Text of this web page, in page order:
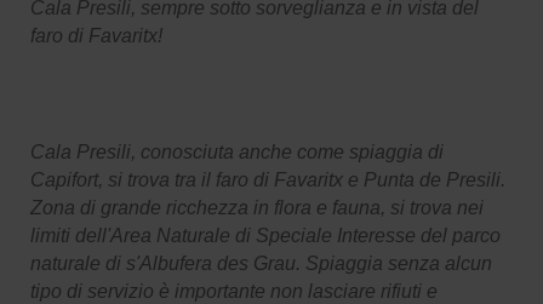
Cala Presili, sempre sotto sorveglianza e in vista del
faro di Favaritx!
Cala Presili, conosciuta anche come spiaggia di
Capifort, si trova tra il faro di Favaritx e Punta de Presili.
Zona di grande ricchezza in flora e fauna, si trova nei
limiti dell'Area Naturale di Speciale Interesse del parco
naturale di s'Albufera des Grau. Spiaggia senza alcun
tipo di servizio è importante non lasciare rifiuti e